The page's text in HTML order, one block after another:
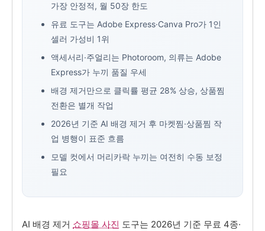
가장 안정적, 월 50장 한도
유료 도구는 Adobe Express·Canva Pro가 1인
셀러 가성비 1위
액세서리·주얼리는 Photoroom, 의류는 Adobe
Express가 누끼 품질 우세
배경 제거만으로 클릭률 평균 28% 상승, 상품찜
전환은 별개 작업
2026년 기준 AI 배경 제거 후 마켓찜·상품찜 작
업 병행이 표준 흐름
모델 컷에서 머리카락 누끼는 여전히 수동 보정
필요
AI 배경 제거 쇼핑몰 사진 도구는 2026년 기준 무료 4종·